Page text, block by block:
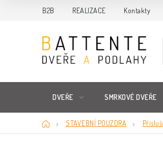
B2B REALIZACE Kontakty
DVEŘE SMRKOVÉ DVEŘE
DomůSTAVEBNÍ POUZDRA